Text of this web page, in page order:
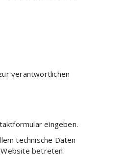
verantwortlichen
eingeben.
technische Daten
betreten.